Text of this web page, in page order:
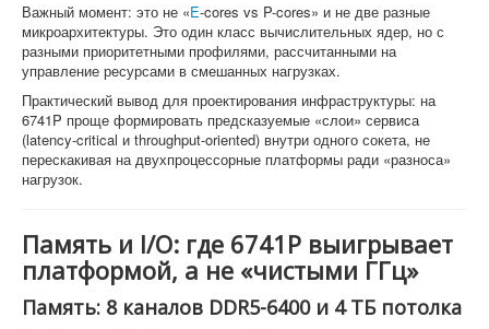
Важный момент: это не «E-cores vs P-cores» и не две разные
микроархитектуры. Это один класс вычислительных ядер, но с
разными приоритетными профилями, рассчитанными на
управление ресурсами в смешанных нагрузках.
Практический вывод для проектирования инфраструктуры: на
6741P проще формировать предсказуемые «слои» сервиса
(latency-critical и throughput-oriented) внутри одного сокета, не
перескакивая на двухпроцессорные платформы ради «разноса»
нагрузок.
Память и I/O: где 6741P выигрывает
платформой, а не «чистыми ГГц»
Память: 8 каналов DDR5-6400 и 4 ТБ потолка